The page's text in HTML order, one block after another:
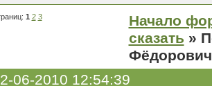
1 2 3
Начало
сказать »
06-2010 12:54:39